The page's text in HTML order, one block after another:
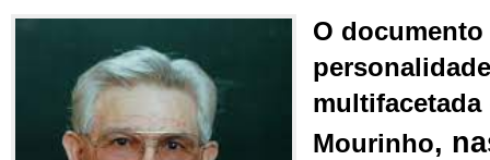
O
multifacetada
Mourinho,